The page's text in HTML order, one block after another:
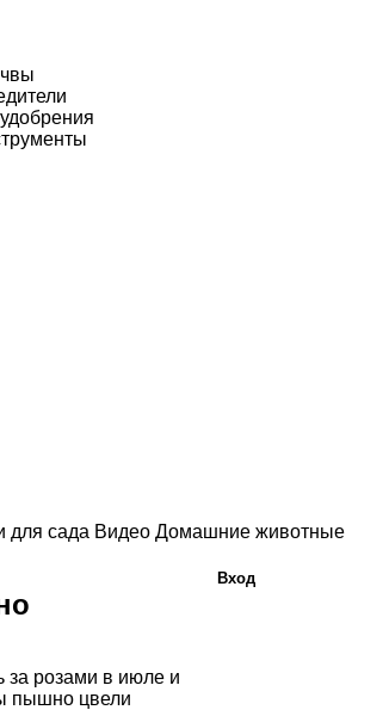
для сада Видео Домашние животные
за розами в июле и
пышно цвели
Вход